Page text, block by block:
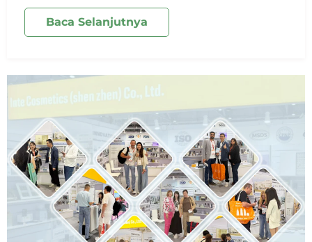
perkhidmatan OEM/ODM profesional.
Dengan kepakaran mendalam dalam
Baca Selanjutnya